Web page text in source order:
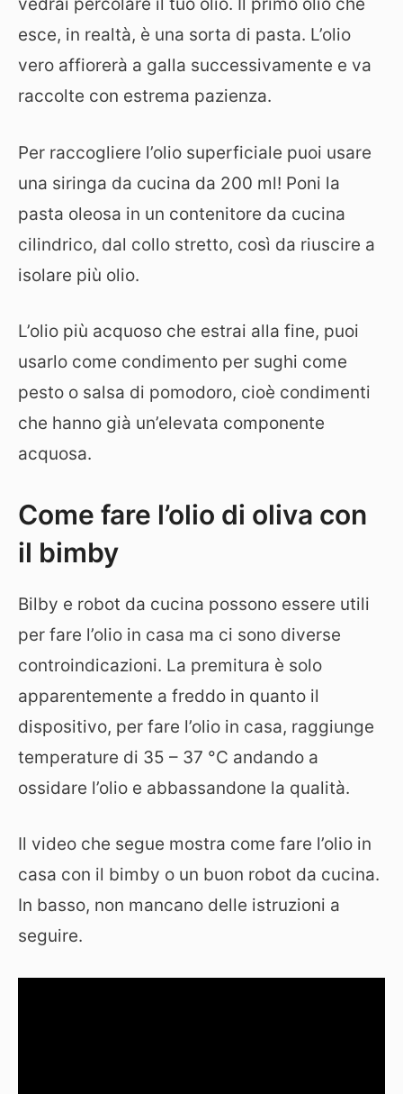
esce, in realtà, è una sorta di pasta. L’olio
vero affiorerà a galla successivamente e va
raccolte con estrema pazienza.
Per raccogliere l’olio superficiale puoi usare
una siringa da cucina da 200 ml! Poni la
pasta oleosa in un contenitore da cucina
cilindrico, dal collo stretto, così da riuscire a
isolare più olio.
L’olio più acquoso che estrai alla fine, puoi
usarlo come condimento per sughi come
pesto o salsa di pomodoro, cioè condimenti
che hanno già un’elevata componente
acquosa.
Come fare l’olio di oliva con
il bimby
Bilby e robot da cucina possono essere utili
per fare l’olio in casa ma ci sono diverse
controindicazioni. La premitura è solo
apparentemente a freddo in quanto il
dispositivo, per fare l’olio in casa, raggiunge
temperature di 35 – 37 °C andando a
ossidare l’olio e abbassandone la qualità.
Il video che segue mostra come fare l’olio in
casa con il bimby o un buon robot da cucina.
In basso, non mancano delle istruzioni a
seguire.